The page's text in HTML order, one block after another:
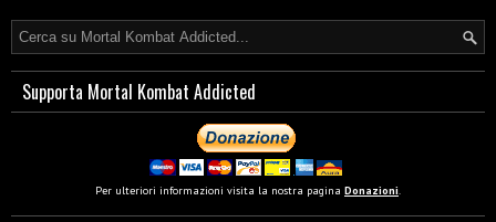
Supporta Mortal Kombat Addicted
Per ulteriori informazioni visita la nostra pagina Donazioni.